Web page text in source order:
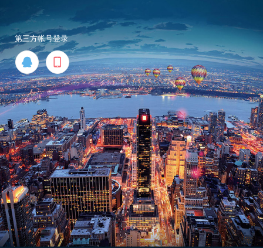
第三方帐号登录
 